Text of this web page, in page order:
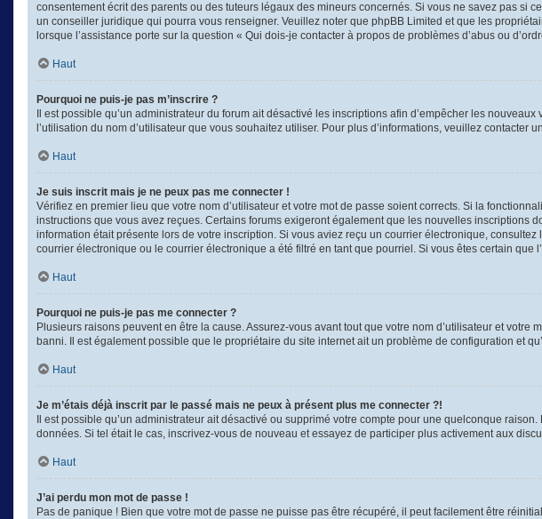
consentement écrit des parents ou des tuteurs légaux des mineurs concernés. Si vous ne savez pas si
un conseiller juridique qui pourra vous renseigner. Veuillez noter que phpBB Limited et que les
lorsque l’assistance porte sur la question « Qui dois-je contacter à propos de problèmes d’abus ou
Haut
Pourquoi ne puis-je pas m’inscrire ?
Il est possible qu’un administrateur du forum ait désactivé les inscriptions afin d’empêcher les
l’utilisation du nom d’utilisateur que vous souhaitez utiliser. Pour plus d’informations, veuillez contacter
Haut
Je suis inscrit mais je ne peux pas me connecter !
Vérifiez en premier lieu que votre nom d’utilisateur et votre mot de passe soient corrects. Si la
instructions que vous avez reçues. Certains forums exigeront également que les nouvelles inscriptions
information était présente lors de votre inscription. Si vous aviez reçu un courrier électronique,
courrier électronique ou le courrier électronique a été filtré en tant que pourriel. Si vous êtes certain
Haut
Pourquoi ne puis-je pas me connecter ?
Plusieurs raisons peuvent en être la cause. Assurez-vous avant tout que votre nom d’utilisateur et
banni. Il est également possible que le propriétaire du site internet ait un problème de configuration et
Haut
Je m’étais déjà inscrit par le passé mais ne peux à présent plus me connecter ?!
Il est possible qu’un administrateur ait désactivé ou supprimé votre compte pour une quelconque
données. Si tel était le cas, inscrivez-vous de nouveau et essayez de participer plus activement aux
Haut
J’ai perdu mon mot de passe !
Pas de panique ! Bien que votre mot de passe ne puisse pas être récupéré, il peut facilement être